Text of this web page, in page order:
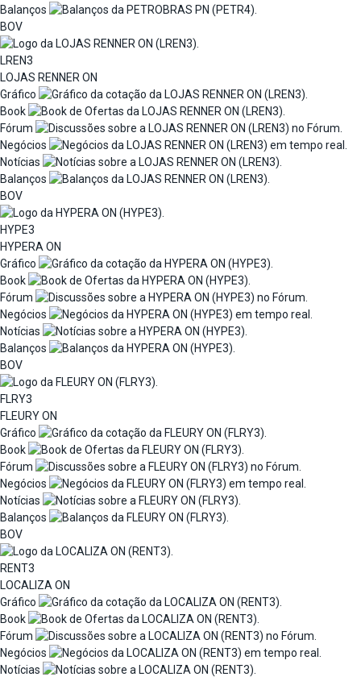
Balanços
BOV
LREN3
LOJAS RENNER ON
Gráfico
Book
Fórum
Negócios
Notícias
Balanços
BOV
HYPE3
HYPERA ON
Gráfico
Book
Fórum
Negócios
Notícias
Balanços
BOV
FLRY3
FLEURY ON
Gráfico
Book
Fórum
Negócios
Notícias
Balanços
BOV
RENT3
LOCALIZA ON
Gráfico
Book
Fórum
Negócios
Notícias